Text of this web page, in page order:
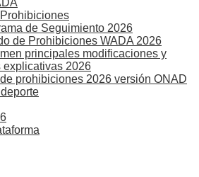
de Seguimiento 2026
de Prohibiciones WADA 2026
principales modificaciones y
explicativas 2026
prohibiciones 2026 versión ONAD